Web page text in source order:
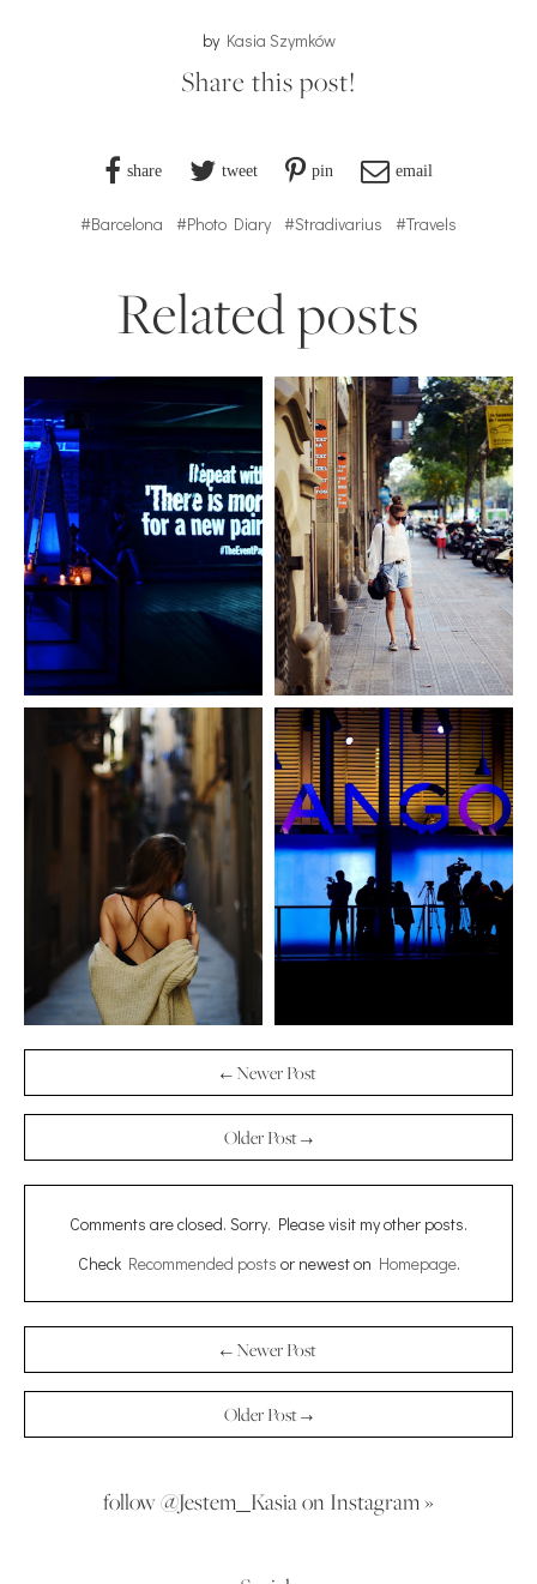
by Kasia Szymków
Share this post!
share tweet pin email
#Barcelona #Photo Diary #Stradivarius #Travels
Related posts
← Newer Post
Older Post →
Comments are closed. Sorry. Please visit my other posts.
Check Recommended posts or newest on Homepage.
← Newer Post
Older Post →
follow @Jestem_Kasia on Instagram »